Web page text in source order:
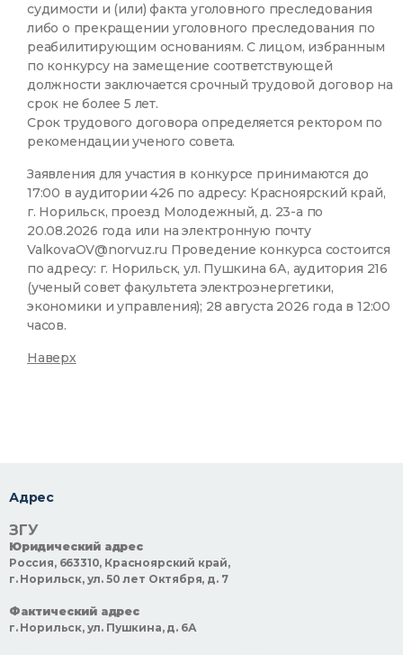
судимости и (или) факта уголовного преследования
либо о прекращении уголовного преследования по
реабилитирующим основаниям. С лицом, избранным
по конкурсу на замещение соответствующей
должности заключается срочный трудовой договор на
срок не более 5 лет.
Срок трудового договора определяется ректором по
рекомендации ученого совета.
Заявления для участия в конкурсе принимаются до
17:00 в аудитории 426 по адресу: Красноярский край,
г. Норильск, проезд Молодежный, д. 23-а по
20.08.2026 года или на электронную почту
ValkovaOV@norvuz.ru Проведение конкурса состоится
по адресу: г. Норильск, ул. Пушкина 6А, аудитория 216
(ученый совет факультета электроэнергетики,
экономики и управления); 28 августа 2026 года в 12:00
часов.
Наверх
Адрес
ЗГУ
Юридический адрес
Россия, 663310, Красноярский край,
г. Норильск, ул. 50 лет Октября, д. 7
Фактический адрес
г. Норильск, ул. Пушкина, д. 6А